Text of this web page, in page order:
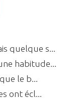
quelque s...
habitude...
le b...
ont écl...